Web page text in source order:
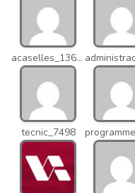
acaselles_13670
tecnic_7498